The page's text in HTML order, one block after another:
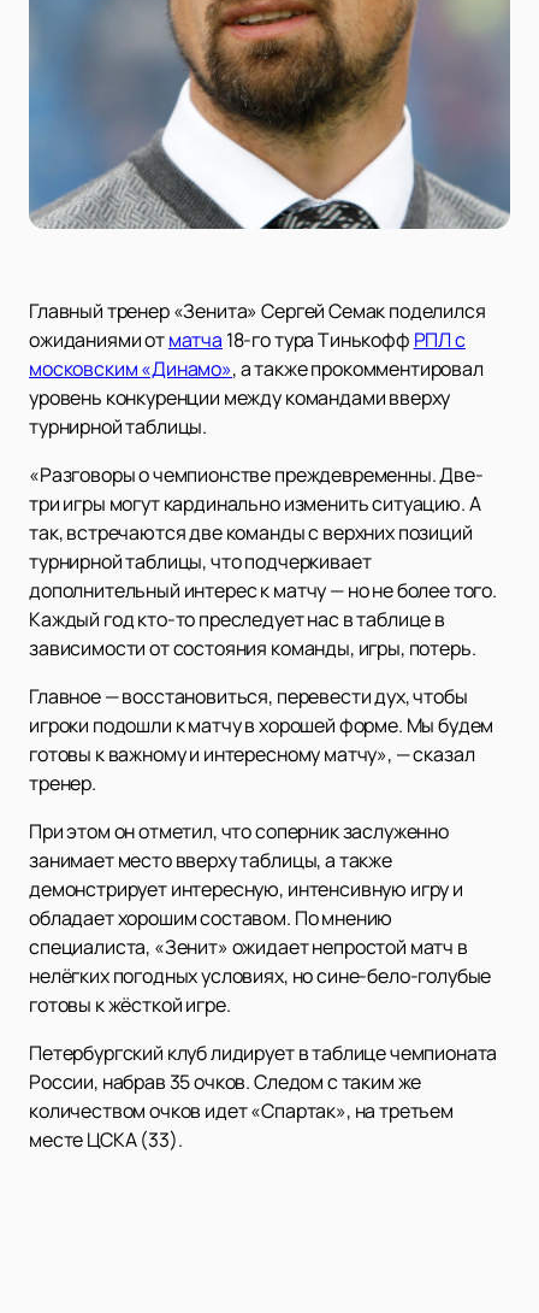
Главный тренер «Зенита» Сергей Семак поделился
ожиданиями отматча 18-го тура Тинькофф РПЛ с
московским «Динамо», а также прокомментировал
уровень конкуренции между командами вверху
турнирной таблицы.
«Разговоры о чемпионстве преждевременны. Две-
три игры могут кардинально изменить ситуацию. А
так, встречаются две команды с верхних позиций
турнирной таблицы, что подчеркивает
дополнительный интерес к матчу — но не более того.
Каждый год кто-то преследует нас в таблице в
зависимости от состояния команды, игры, потерь.
Главное — восстановиться, перевести дух, чтобы
игроки подошли к матчу в хорошей форме. Мы будем
готовы к важному и интересному матчу», — сказал
тренер.
При этом он отметил, что соперник заслуженно
занимает место вверху таблицы, а также
демонстрирует интересную, интенсивную игру и
обладает хорошим составом. По мнению
специалиста, «Зенит» ожидает непростой матч в
нелёгких погодных условиях, но сине-бело-голубые
готовы к жёсткой игре.
Петербургский клуб лидирует в таблице чемпионата
России, набрав 35 очков. Следом с таким же
количеством очков идет «Спартак», на третьем
месте ЦСКА (33).